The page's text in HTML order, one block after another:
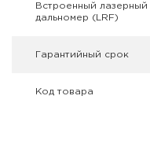
Встроенный лазерный
дальномер (LRF)
Гарантийный срок
Код товара